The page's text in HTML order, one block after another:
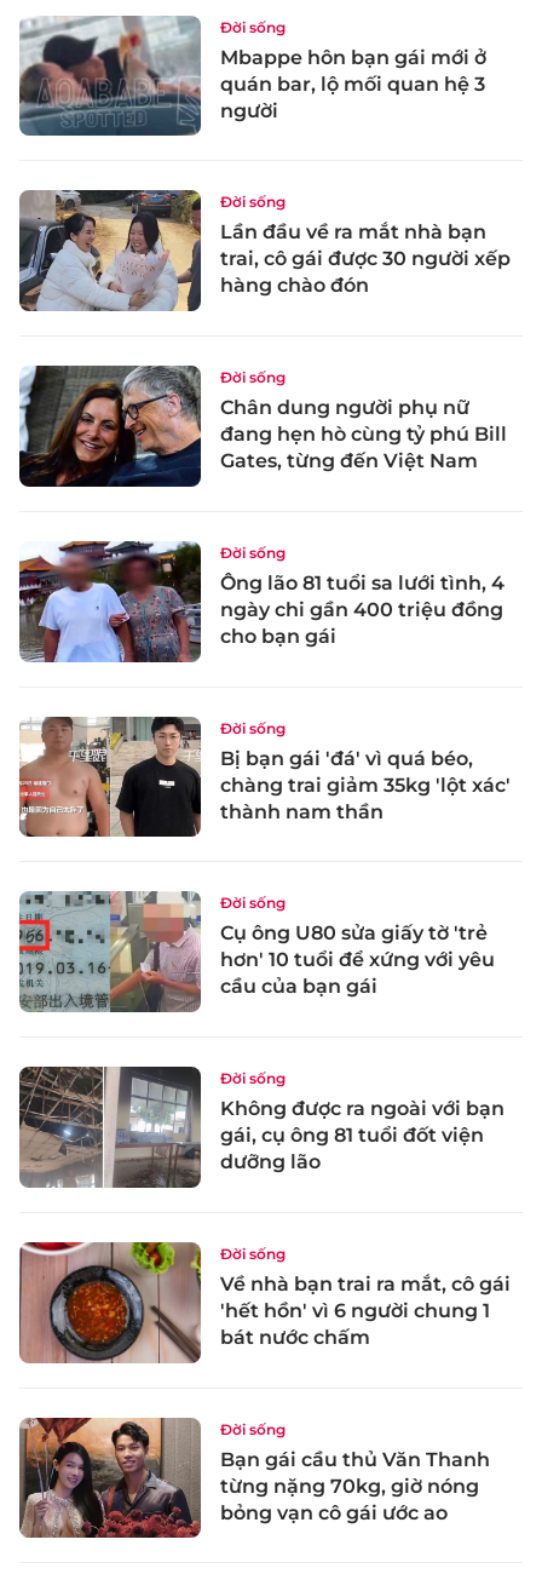
Đời sống
Mbappe hôn bạn gái mới ở
quán bar, lộ mối quan hệ 3
người
Đời sống
Lần đầu về ra mắt nhà bạn
trai, cô gái được 30 người xếp
hàng chào đón
Đời sống
Chân dung người phụ nữ
đang hẹn hò cùng tỷ phú Bill
Gates, từng đến Việt Nam
Đời sống
Ông lão 81 tuổi sa lưới tình, 4
ngày chi gần 400 triệu đồng
cho bạn gái
Đời sống
Bị bạn gái 'đá' vì quá béo,
chàng trai giảm 35kg 'lột xác'
thành nam thần
Đời sống
Cụ ông U80 sửa giấy tờ 'trẻ
hơn' 10 tuổi để xứng với yêu
cầu của bạn gái
Đời sống
Không được ra ngoài với bạn
gái, cụ ông 81 tuổi đốt viện
dưỡng lão
Đời sống
Về nhà bạn trai ra mắt, cô gái
'hết hồn' vì 6 người chung 1
bát nước chấm
Đời sống
Bạn gái cầu thủ Văn Thanh
từng nặng 70kg, giờ nóng
bỏng vạn cô gái ước ao